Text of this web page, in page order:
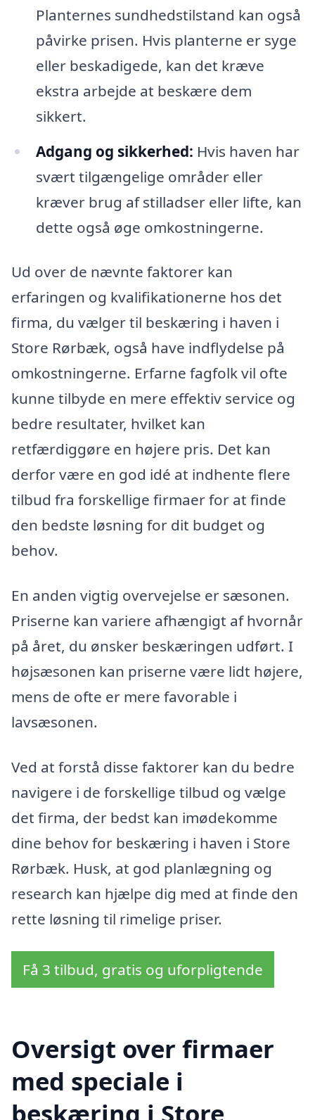
Planternes sundhedstilstand kan også
påvirke prisen. Hvis planterne er syge
eller beskadigede, kan det kræve
ekstra arbejde at beskære dem
sikkert.
Adgang og sikkerhed: Hvis haven har
svært tilgængelige områder eller
kræver brug af stilladser eller lifte, kan
dette også øge omkostningerne.
Ud over de nævnte faktorer kan
erfaringen og kvalifikationerne hos det
firma, du vælger til beskæring i haven i
Store Rørbæk, også have indflydelse på
omkostningerne. Erfarne fagfolk vil ofte
kunne tilbyde en mere effektiv service og
bedre resultater, hvilket kan
retfærdiggøre en højere pris. Det kan
derfor være en god idé at indhente flere
tilbud fra forskellige firmaer for at finde
den bedste løsning for dit budget og
behov.
En anden vigtig overvejelse er sæsonen.
Priserne kan variere afhængigt af hvornår
på året, du ønsker beskæringen udført. I
højsæsonen kan priserne være lidt højere,
mens de ofte er mere favorable i
lavsæsonen.
Ved at forstå disse faktorer kan du bedre
navigere i de forskellige tilbud og vælge
det firma, der bedst kan imødekomme
dine behov for beskæring i haven i Store
Rørbæk. Husk, at god planlægning og
research kan hjælpe dig med at finde den
rette løsning til rimelige priser.
Få 3 tilbud, gratis og uforpligtende
Oversigt over firmaer
med speciale i